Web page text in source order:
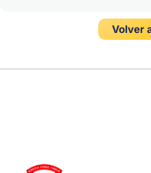
Volver